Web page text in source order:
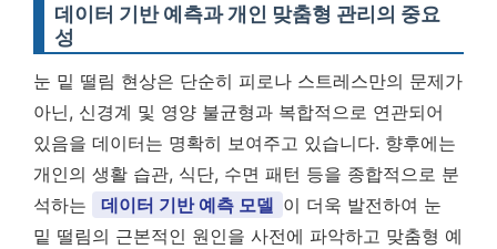
데이터 기반 예측과 개인 맞춤형 관리의 중요
성
눈 밑 떨림 현상은 단순히 피로나 스트레스만의 문제가
아닌, 신경계 및 영양 불균형과 복합적으로 연관되어
있음을 데이터는 명확히 보여주고 있습니다. 향후에는
개인의 생활 습관, 식단, 수면 패턴 등을 종합적으로 분
석하는
데이터 기반 예측 모델 이 더욱 발전하여 눈
밑 떨림의 근본적인 원인을 사전에 파악하고 맞춤형 예